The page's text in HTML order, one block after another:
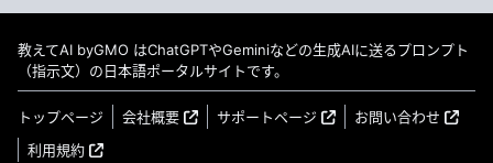
教えてAI byGMO はChatGPTやGeminiなどの生成AIに送るプロンプト
（指示文）の日本語ポータルサイトです。
トップページ 会社概要 サポートページ
お問い合わせ
利用規約